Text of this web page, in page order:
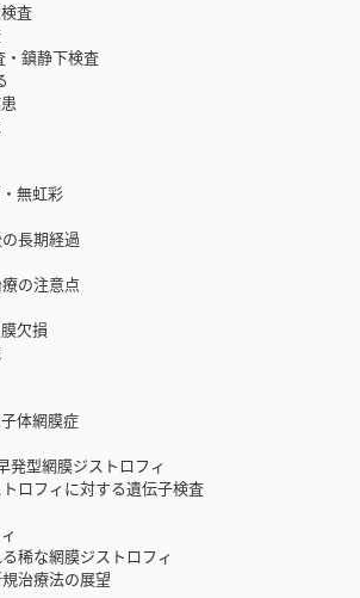
査
鎮静下検査
無虹彩
長期経過
の注意点
欠損
体網膜症
型網膜ジストロフィ
ロフィに対する遺伝子検査
稀な網膜ジストロフィ
治療法の展望